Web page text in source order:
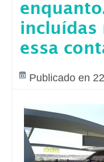
incluídas
essa
Publicado en